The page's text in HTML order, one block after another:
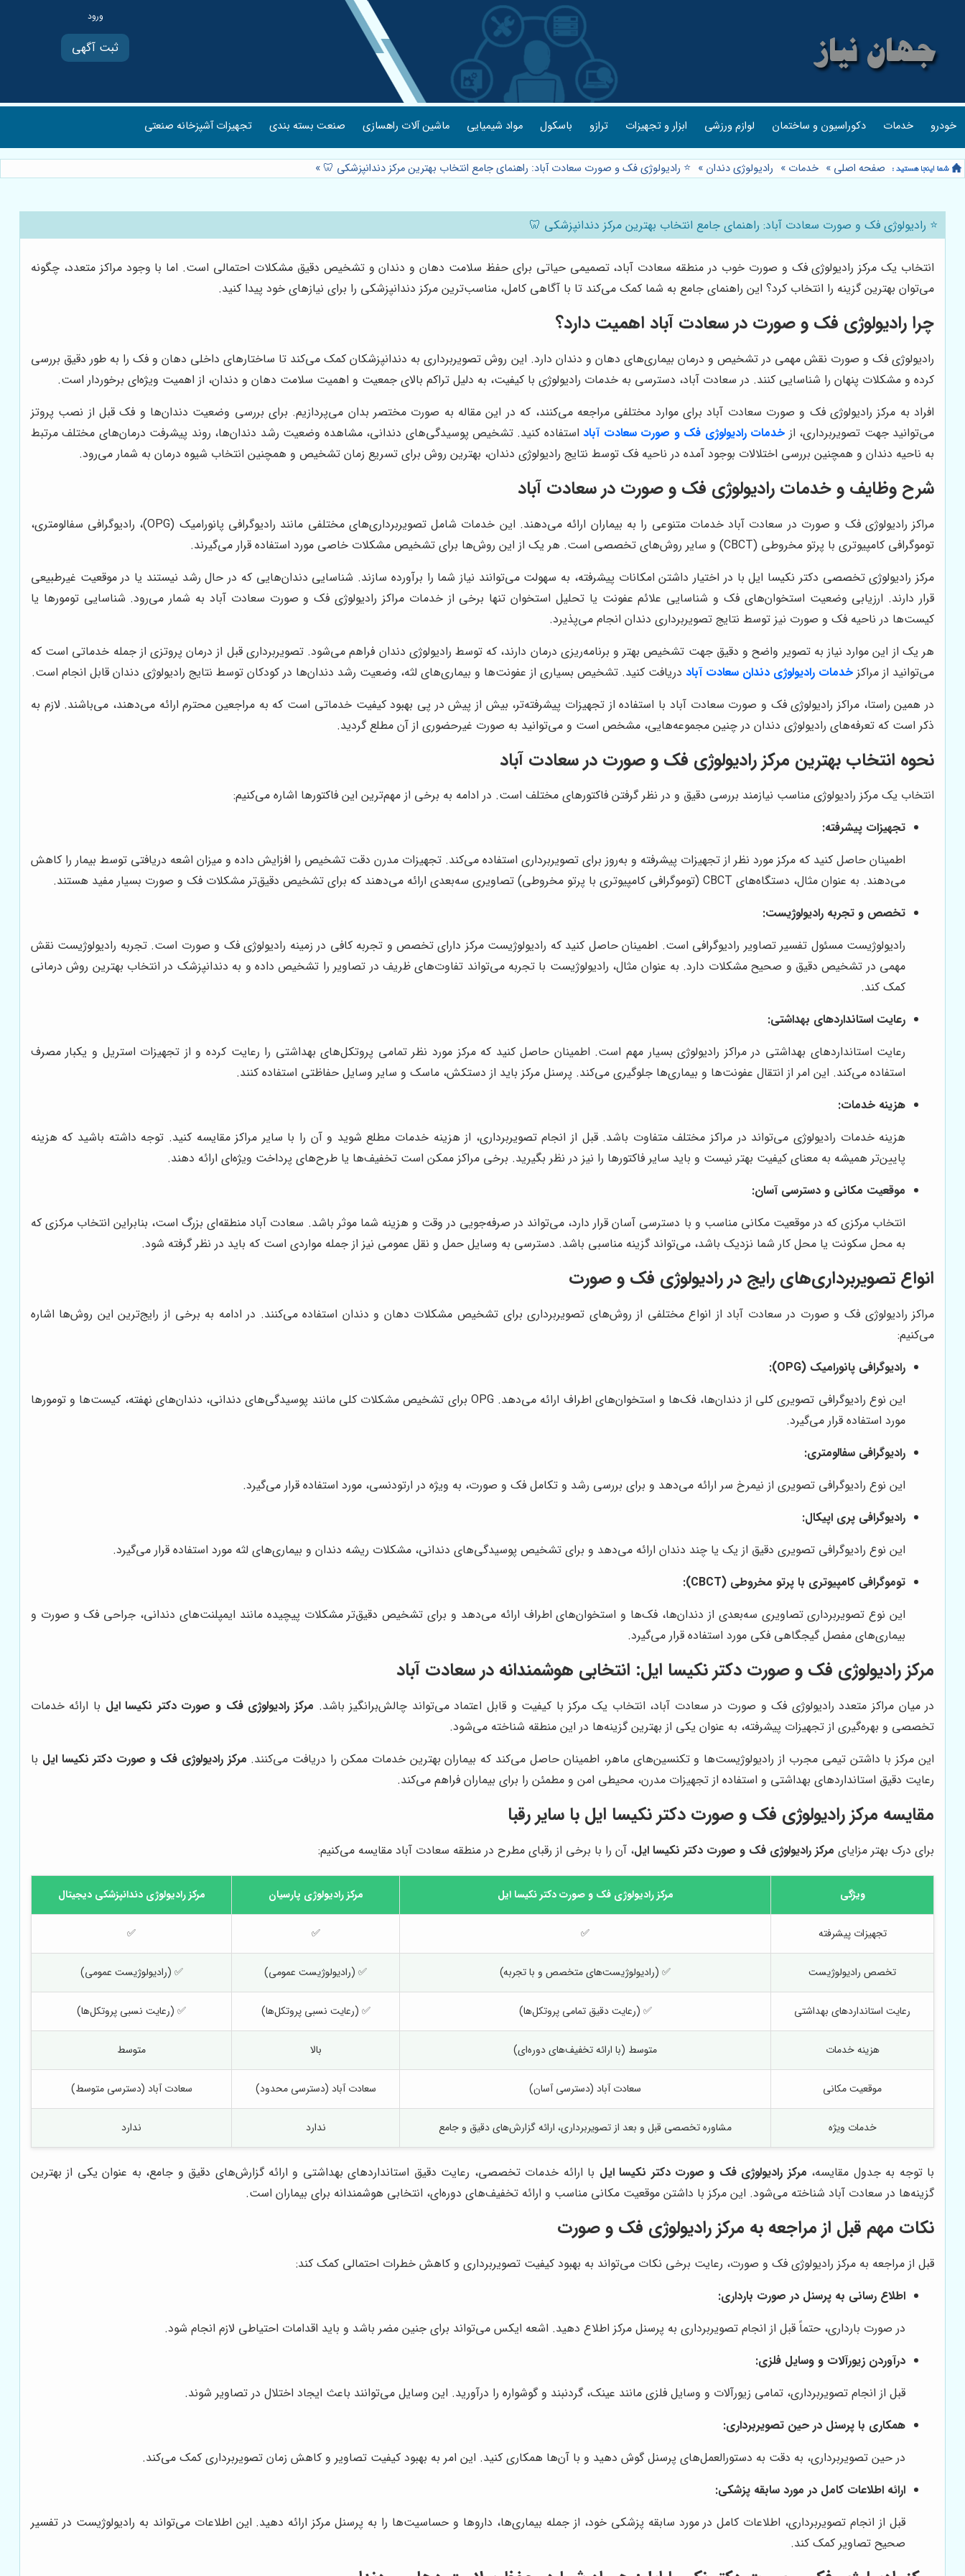
ثبت آگهی
خودرو خدمات دکوراسیون و ساختمان لوازم ورزشی ابزار و تجهیزات ترازو باسکول مواد شیمیایی ماشین آلات راهسازی صنعت بسته بندی تجهیزات آشپزخانه صنعتی
صفحه اصلی » خدمات » رادیولوژی دندان » ⭐️ رادیولوژی فک و صورت سعادت آباد: راهنمای جامع انتخاب بهترین مرکز دندانپزشکی 🦷 »
⭐️ رادیولوژی فک و صورت سعادت آباد: راهنمای جامع انتخاب بهترین مرکز دندانپزشکی 🦷
انتخاب یک مرکز رادیولوژی فک و صورت خوب در منطقه سعادت آباد، تصمیمی حیاتی برای حفظ سلامت دهان و دندان و تشخیص دقیق مشکلات احتمالی است. اما با وجود مراکز متعدد، چگونه
می‌توان بهترین گزینه را انتخاب کرد؟ این راهنمای جامع به شما کمک می‌کند تا با آگاهی کامل، مناسب‌ترین مرکز دندانپزشکی را برای نیازهای خود پیدا کنید.
چرا رادیولوژی فک و صورت در سعادت آباد اهمیت دارد؟
رادیولوژی فک و صورت نقش مهمی در تشخیص و درمان بیماری‌های دهان و دندان دارد. این روش تصویربرداری به دندانپزشکان کمک می‌کند تا ساختارهای داخلی دهان و فک را به طور دقیق بررسی
کرده و مشکلات پنهان را شناسایی کنند. در سعادت آباد، دسترسی به خدمات رادیولوژی با کیفیت، به دلیل تراکم بالای جمعیت و اهمیت سلامت دهان و دندان، از اهمیت ویژه‌ای برخوردار است.
افراد به مرکز رادیولوژی فک و صورت سعادت آباد برای موارد مختلفی مراجعه می‌کنند، که در این مقاله به صورت مختصر بدان می‌پردازیم. برای بررسی وضعیت دندان‌ها و فک قبل از نصب پروتز
می‌توانید جهت تصویربرداری، از خدمات رادیولوژی فک و صورت سعادت آباداستفاده کنید. تشخیص پوسیدگی‌های دندانی، مشاهده وضعیت رشد دندان‌ها، روند پیشرفت درمان‌های مختلف مرتبط
به ناحیه دندان و همچنین بررسی اختلالات بوجود آمده در ناحیه فک توسط نتایج رادیولوژی دندان، بهترین روش برای تسریع زمان تشخیص و همچنین انتخاب شیوه درمان به شمار می‌رود.
شرح وظایف و خدمات رادیولوژی فک و صورت در سعادت آباد
مراکز رادیولوژی فک و صورت در سعادت آباد خدمات متنوعی را به بیماران ارائه می‌دهند. این خدمات شامل تصویربرداری‌های مختلفی مانند رادیوگرافی پانورامیک (OPG)، رادیوگرافی سفالومتری،
توموگرافی کامپیوتری با پرتو مخروطی (CBCT) و سایر روش‌های تخصصی است. هر یک از این روش‌ها برای تشخیص مشکلات خاصی مورد استفاده قرار می‌گیرند.
مرکز رادیولوژی تخصصی دکتر نکیسا ایل با در اختیار داشتن امکانات پیشرفته، به سهولت می‌توانند نیاز شما را برآورده سازند. شناسایی دندان‌هایی که در حال رشد نیستند یا در موقعیت غیرطبیعی
قرار دارند. ارزیابی وضعیت استخوان‌های فک و شناسایی علائم عفونت یا تحلیل استخوان تنها برخی از خدمات مراکز رادیولوژی فک و صورت سعادت آباد به شمار می‌رود. شناسایی تومورها یا
کیست‌ها در ناحیه فک و صورت نیز توسط نتایج تصویربرداری دندان انجام می‌پذیرد.
هر یک از این موارد نیاز به تصویر واضح و دقیق جهت تشخیص بهتر و برنامه‌ریزی درمان دارند، که توسط رادیولوژی دندان فراهم می‌شود. تصویربرداری قبل از درمان پروتزی از جمله خدماتی است که
می‌توانید از مراکز خدمات رادیولوژی دندان سعادت آباددریافت کنید. تشخیص بسیاری از عفونت‌ها و بیماری‌های لثه، وضعیت رشد دندان‌ها در کودکان توسط نتایج رادیولوژی دندان قابل انجام است.
در همین راستا، مراکز رادیولوژی فک و صورت سعادت آباد با استفاده از تجهیزات پیشرفته‌تر، بیش از پیش در پی بهبود کیفیت خدماتی است که به مراجعین محترم ارائه می‌دهند، می‌باشند. لازم به
ذکر است که تعرفه‌های رادیولوژی دندان در چنین مجموعه‌هایی، مشخص است و می‌توانید به صورت غیرحضوری از آن مطلع گردید.
نحوه انتخاب بهترین مرکز رادیولوژی فک و صورت در سعادت آباد
انتخاب یک مرکز رادیولوژی مناسب نیازمند بررسی دقیق و در نظر گرفتن فاکتورهای مختلف است. در ادامه به برخی از مهم‌ترین این فاکتورها اشاره می‌کنیم:
تجهیزات پیشرفته:
اطمینان حاصل کنید که مرکز مورد نظر از تجهیزات پیشرفته و به‌روز برای تصویربرداری استفاده می‌کند. تجهیزات مدرن دقت تشخیص را افزایش داده و میزان اشعه دریافتی توسط بیمار را کاهش
می‌دهند. به عنوان مثال، دستگاه‌های CBCT (توموگرافی کامپیوتری با پرتو مخروطی) تصاویری سه‌بعدی ارائه می‌دهند که برای تشخیص دقیق‌تر مشکلات فک و صورت بسیار مفید هستند.
تخصص و تجربه رادیولوژیست:
رادیولوژیست مسئول تفسیر تصاویر رادیوگرافی است. اطمینان حاصل کنید که رادیولوژیست مرکز دارای تخصص و تجربه کافی در زمینه رادیولوژی فک و صورت است. تجربه رادیولوژیست نقش
مهمی در تشخیص دقیق و صحیح مشکلات دارد. به عنوان مثال، رادیولوژیست با تجربه می‌تواند تفاوت‌های ظریف در تصاویر را تشخیص داده و به دندانپزشک در انتخاب بهترین روش درمانی
کمک کند.
رعایت استانداردهای بهداشتی:
رعایت استانداردهای بهداشتی در مراکز رادیولوژی بسیار مهم است. اطمینان حاصل کنید که مرکز مورد نظر تمامی پروتکل‌های بهداشتی را رعایت کرده و از تجهیزات استریل و یکبار مصرف
استفاده می‌کند. این امر از انتقال عفونت‌ها و بیماری‌ها جلوگیری می‌کند. پرسنل مرکز باید از دستکش، ماسک و سایر وسایل حفاظتی استفاده کنند.
هزینه خدمات:
هزینه خدمات رادیولوژی می‌تواند در مراکز مختلف متفاوت باشد. قبل از انجام تصویربرداری، از هزینه خدمات مطلع شوید و آن را با سایر مراکز مقایسه کنید. توجه داشته باشید که هزینه
پایین‌تر همیشه به معنای کیفیت بهتر نیست و باید سایر فاکتورها را نیز در نظر بگیرید. برخی مراکز ممکن است تخفیف‌ها یا طرح‌های پرداخت ویژه‌ای ارائه دهند.
موقعیت مکانی و دسترسی آسان:
انتخاب مرکزی که در موقعیت مکانی مناسب و با دسترسی آسان قرار دارد، می‌تواند در صرفه‌جویی در وقت و هزینه شما موثر باشد. سعادت آباد منطقه‌ای بزرگ است، بنابراین انتخاب مرکزی که
به محل سکونت یا محل کار شما نزدیک باشد، می‌تواند گزینه مناسبی باشد. دسترسی به وسایل حمل و نقل عمومی نیز از جمله مواردی است که باید در نظر گرفته شود.
انواع تصویربرداری‌های رایج در رادیولوژی فک و صورت
مراکز رادیولوژی فک و صورت در سعادت آباد از انواع مختلفی از روش‌های تصویربرداری برای تشخیص مشکلات دهان و دندان استفاده می‌کنند. در ادامه به برخی از رایج‌ترین این روش‌ها اشاره
می‌کنیم:
رادیوگرافی پانورامیک (OPG):
این نوع رادیوگرافی تصویری کلی از دندان‌ها، فک‌ها و استخوان‌های اطراف ارائه می‌دهد. OPG برای تشخیص مشکلات کلی مانند پوسیدگی‌های دندانی، دندان‌های نهفته، کیست‌ها و تومورها
مورد استفاده قرار می‌گیرد.
رادیوگرافی سفالومتری:
این نوع رادیوگرافی تصویری از نیمرخ سر ارائه می‌دهد و برای بررسی رشد و تکامل فک و صورت، به ویژه در ارتودنسی، مورد استفاده قرار می‌گیرد.
رادیوگرافی پری اپیکال:
این نوع رادیوگرافی تصویری دقیق از یک یا چند دندان ارائه می‌دهد و برای تشخیص پوسیدگی‌های دندانی، مشکلات ریشه دندان و بیماری‌های لثه مورد استفاده قرار می‌گیرد.
توموگرافی کامپیوتری با پرتو مخروطی (CBCT):
این نوع تصویربرداری تصاویری سه‌بعدی از دندان‌ها، فک‌ها و استخوان‌های اطراف ارائه می‌دهد و برای تشخیص دقیق‌تر مشکلات پیچیده مانند ایمپلنت‌های دندانی، جراحی فک و صورت و
بیماری‌های مفصل گیجگاهی فکی مورد استفاده قرار می‌گیرد.
مرکز رادیولوژی فک و صورت دکتر نکیسا ایل: انتخابی هوشمندانه در سعادت آباد
در میان مراکز متعدد رادیولوژی فک و صورت در سعادت آباد، انتخاب یک مرکز با کیفیت و قابل اعتماد می‌تواند چالش‌برانگیز باشد. مرکز رادیولوژی فک و صورت دکتر نکیسا ایل با ارائه خدمات
تخصصی و بهره‌گیری از تجهیزات پیشرفته، به عنوان یکی از بهترین گزینه‌ها در این منطقه شناخته می‌شود.
این مرکز با داشتن تیمی مجرب از رادیولوژیست‌ها و تکنسین‌های ماهر، اطمینان حاصل می‌کند که بیماران بهترین خدمات ممکن را دریافت می‌کنند. مرکز رادیولوژی فک و صورت دکتر نکیسا ایل با
رعایت دقیق استانداردهای بهداشتی و استفاده از تجهیزات مدرن، محیطی امن و مطمئن را برای بیماران فراهم می‌کند.
مقایسه مرکز رادیولوژی فک و صورت دکتر نکیسا ایل با سایر رقبا
برای درک بهتر مزایای مرکز رادیولوژی فک و صورت دکتر نکیسا ایل، آن را با برخی از رقبای مطرح در منطقه سعادت آباد مقایسه می‌کنیم:
ویژگی مرکز رادیولوژی فک و صورت دکتر نکیسا ایل مرکز رادیولوژی پارسیان مرکز رادیولوژی دندانپزشکی دیجیتال
تجهیزات پیشرفته ✅
✅
✅
تخصص رادیولوژیست ✅ (رادیولوژیست‌های متخصص و با تجربه) ✅ (رادیولوژیست عمومی) ✅ (رادیولوژیست عمومی)
رعایت استانداردهای بهداشتی ✅ (رعایت دقیق تمامی پروتکل‌ها) ✅ (رعایت نسبی پروتکل‌ها) ✅ (رعایت نسبی پروتکل‌ها)
هزینه خدمات متوسط (با ارائه تخفیف‌های دوره‌ای) بالا متوسط
موقعیت مکانی سعادت آباد (دسترسی آسان) سعادت آباد (دسترسی محدود) سعادت آباد (دسترسی متوسط)
خدمات ویژه مشاوره تخصصی قبل و بعد از تصویربرداری، ارائه گزارش‌های دقیق و جامع ندارد ندارد
با توجه به جدول مقایسه، مرکز رادیولوژی فک و صورت دکتر نکیسا ایل با ارائه خدمات تخصصی، رعایت دقیق استانداردهای بهداشتی و ارائه گزارش‌های دقیق و جامع، به عنوان یکی از بهترین
گزینه‌ها در سعادت آباد شناخته می‌شود. این مرکز با داشتن موقعیت مکانی مناسب و ارائه تخفیف‌های دوره‌ای، انتخابی هوشمندانه برای بیماران است.
نکات مهم قبل از مراجعه به مرکز رادیولوژی فک و صورت
قبل از مراجعه به مرکز رادیولوژی فک و صورت، رعایت برخی نکات می‌تواند به بهبود کیفیت تصویربرداری و کاهش خطرات احتمالی کمک کند:
اطلاع رسانی به پرسنل در صورت بارداری:
در صورت بارداری، حتماً قبل از انجام تصویربرداری به پرسنل مرکز اطلاع دهید. اشعه ایکس می‌تواند برای جنین مضر باشد و باید اقدامات احتیاطی لازم انجام شود.
درآوردن زیورآلات و وسایل فلزی:
قبل از انجام تصویربرداری، تمامی زیورآلات و وسایل فلزی مانند عینک، گردنبند و گوشواره را درآورید. این وسایل می‌توانند باعث ایجاد اختلال در تصاویر شوند.
همکاری با پرسنل در حین تصویربرداری:
در حین تصویربرداری، به دقت به دستورالعمل‌های پرسنل گوش دهید و با آن‌ها همکاری کنید. این امر به بهبود کیفیت تصاویر و کاهش زمان تصویربرداری کمک می‌کند.
ارائه اطلاعات کامل در مورد سابقه پزشکی:
قبل از انجام تصویربرداری، اطلاعات کامل در مورد سابقه پزشکی خود، از جمله بیماری‌ها، داروها و حساسیت‌ها را به پرسنل مرکز ارائه دهید. این اطلاعات می‌تواند به رادیولوژیست در تفسیر
صحیح تصاویر کمک کند.